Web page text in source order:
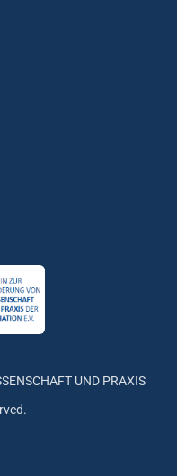
UND PRAXIS